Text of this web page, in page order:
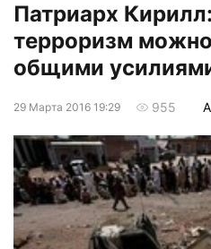
Патриарх
терроризм
общими
29 Марта 2016 19:29 955